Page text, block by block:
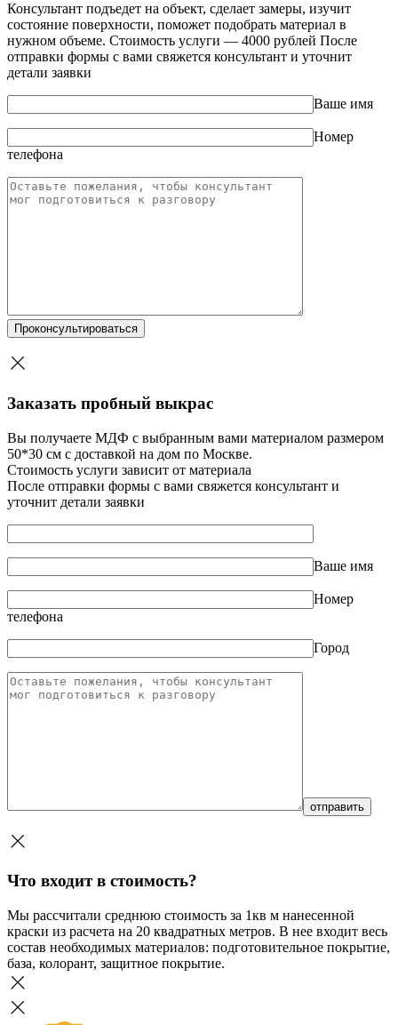
Консультант подъедет на объект, сделает замеры, изучит
состояние поверхности, поможет подобрать материал в
нужном объеме. Стоимость услуги — 4000 рублей После
отправки формы с вами свяжется консультант и уточнит
детали заявки
Ваше имя
Номер
телефона
Заказать пробный выкрас
Вы получаете МДФ с выбранным вами материалом размером
50*30 см с доставкой на дом по Москве.
Стоимость услуги зависит от материала
После отправки формы с вами свяжется консультант и
уточнит детали заявки
Ваше имя
Номер
телефона
Город
Что входит в стоимость?
Мы рассчитали среднюю стоимость за 1кв м нанесенной
краски из расчета на 20 квадратных метров. В нее входит весь
состав необходимых материалов: подготовительное покрытие,
база, колорант, защитное покрытие.